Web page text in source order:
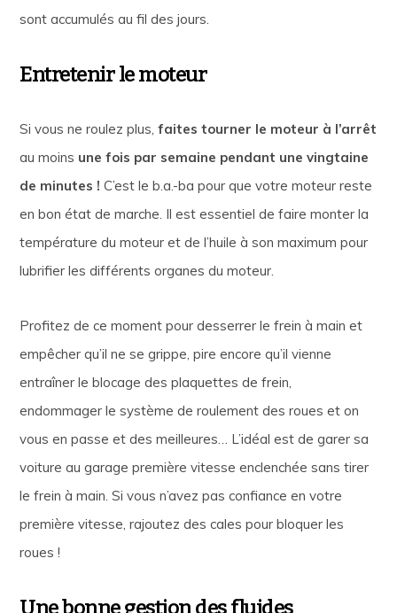
sont accumulés au fil des jours.
Entretenir le moteur
Si vous ne roulez plus,faites tourner le moteur à l’arrêt
au moins une fois par semaine pendant une vingtaine
de minutes ! C’est le b.a.-ba pour que votre moteur reste
en bon état de marche. Il est essentiel de faire monter la
température du moteur et de l’huile à son maximum pour
lubrifier les différents organes du moteur.
Profitez de ce moment pour desserrer le frein à main et
empêcher qu’il ne se grippe, pire encore qu’il vienne
entraîner le blocage des plaquettes de frein,
endommager le système de roulement des roues et on
vous en passe et des meilleures… L’idéal est de garer sa
voiture au garage première vitesse enclenchée sans tirer
le frein à main. Si vous n’avez pas confiance en votre
première vitesse, rajoutez des cales pour bloquer les
roues !
Une bonne gestion des fluides